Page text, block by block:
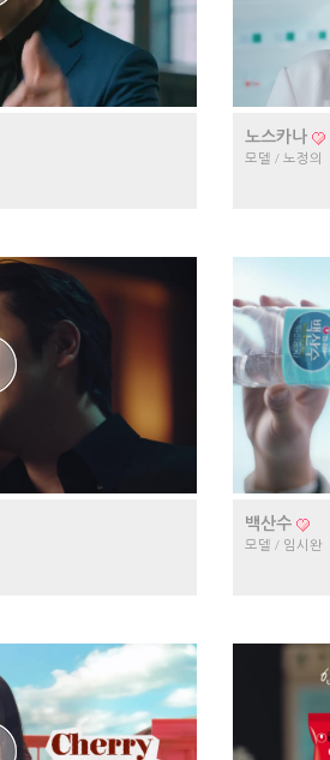
노스카나
모델 / 노정의
백산수
모델 / 임시완